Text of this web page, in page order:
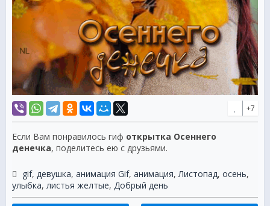
+7
Если Вам понравилось гиф открытка Осеннего
денечка, поделитесь ею с друзьями.
gif, девушка, анимация Gif, анимация,Листопад, осень,
улыбка, листья желтые, Добрый день